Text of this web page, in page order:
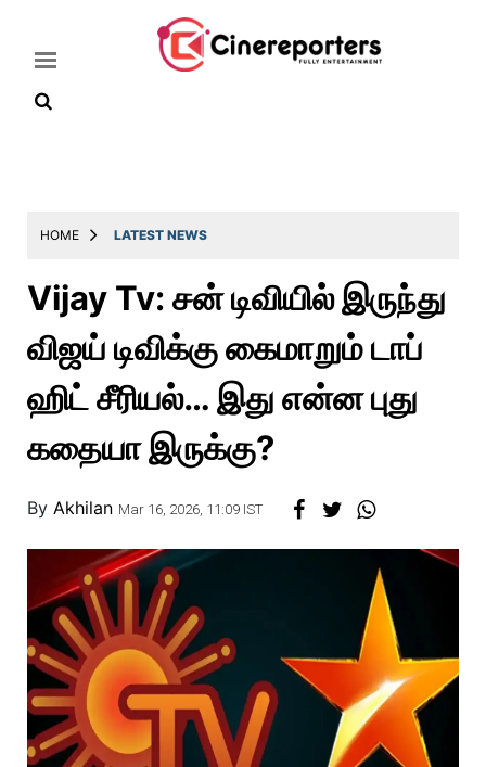
Latest
Throwback
Television
Reviews
Photos
Story
HOME LATEST NEWS
Vijay Tv: சன் டிவியில் இருந்து
விஜய் டிவிக்கு கைமாறும் டாப்
ஹிட் சீரியல்… இது என்ன புது
கதையா இருக்கு?
By Akhilan Mar 16, 2026, 11:09 IST